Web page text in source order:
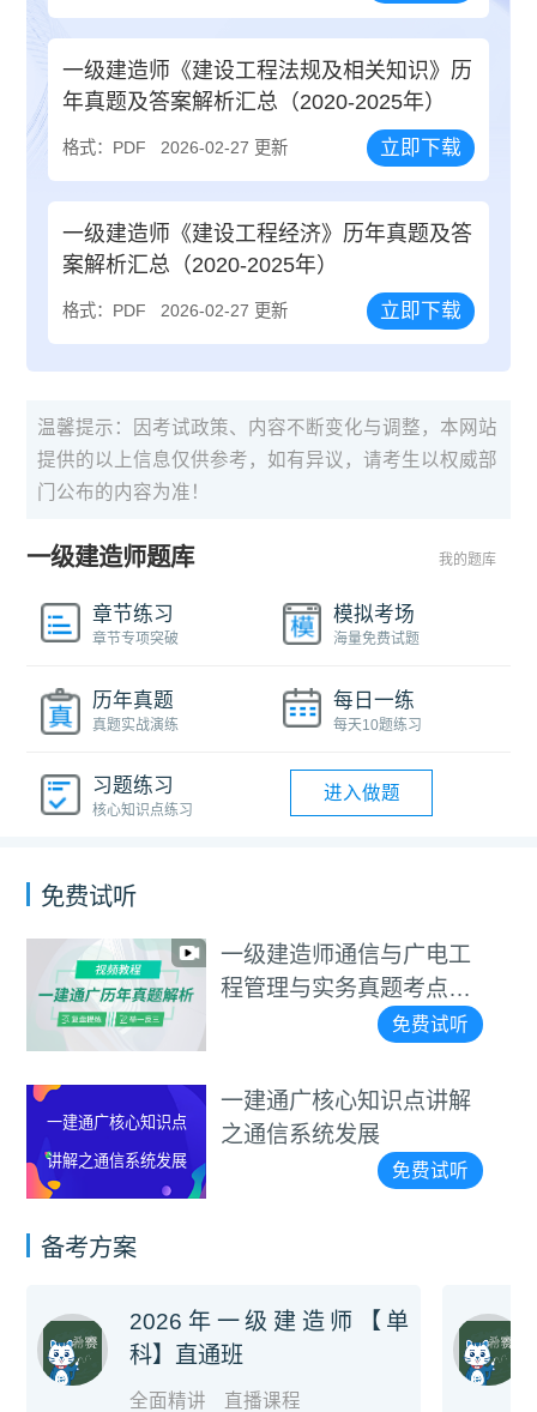
一级建造师《建设工程法规及相关知识》历
年真题及答案解析汇总（2020-2025年）
格式：PDF 2026-02-27 更新 立即下载
一级建造师《建设工程经济》历年真题及答
案解析汇总（2020-2025年）
格式：PDF 2026-02-27 更新 立即下载
温馨提示：因考试政策、内容不断变化与调整，本网站
提供的以上信息仅供参考，如有异议，请考生以权威部
门公布的内容为准！
一级建造师题库 我的题库
章节练习
章节专项突破
模拟考场
海量免费试题
历年真题
真题实战演练
每日一练
每天10题练习
习题练习
核心知识点练习
进入做题
免费试听
一级建造师通信与广电工
程管理与实务真题考点班
免费试听
一建通广核心知识点
讲解之通信系统发展
一建通广核心知识点讲解
之通信系统发展
免费试听
备考方案
2026年一级建造师【单
科】直通班
全面精讲 直播课程